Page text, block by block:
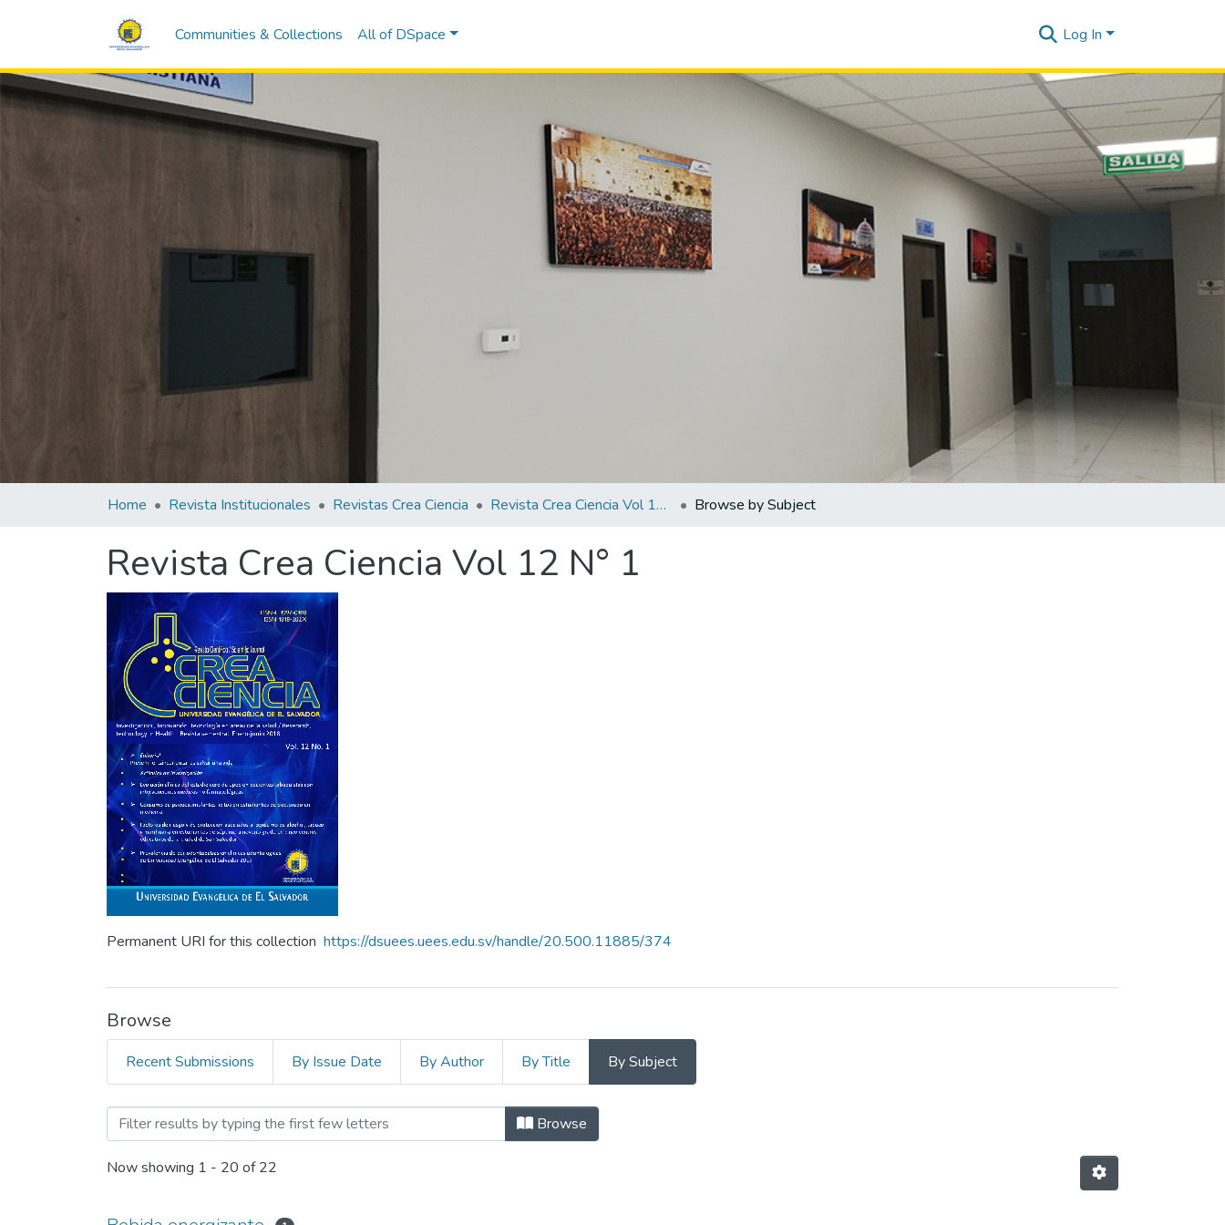
Communities & Collections All of DSpace Log In
Home Revista Institucionales Revistas Crea Ciencia Revista Crea Ciencia Vol 12 N° 1 Browse by Subject
Revista Crea Ciencia Vol 12 N° 1
Permanent URI for this collection https://dsuees.uees.edu.sv/handle/20.500.11885/374
Browse
Recent Submissions By Issue Date By Author By Title By Subject
Browsing Revista Crea Ciencia Vol 12 N° 1 by Subject
Browse
Now showing 1 - 20 of 22